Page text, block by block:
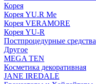
Корея
Корея YU.R Me
Корея VERAMORE
Корея YU-R
Постпроцедурные средства
Другое
MEGA TEN
Косметика декоративная
JANE IREDALE